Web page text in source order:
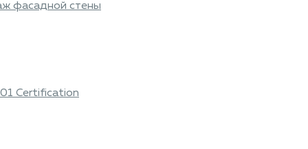
фасадной стены
Certification